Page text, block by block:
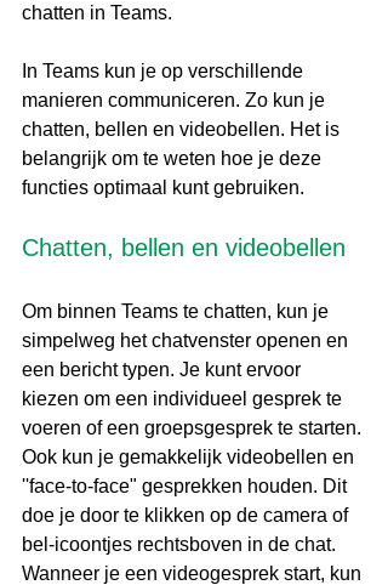
chatten in Teams.
In Teams kun je op verschillende
manieren communiceren. Zo kun je
chatten, bellen en videobellen. Het is
belangrijk om te weten hoe je deze
functies optimaal kunt gebruiken.
Chatten, bellen en videobellen
Om binnen Teams te chatten, kun je
simpelweg het chatvenster openen en
een bericht typen. Je kunt ervoor
kiezen om een individueel gesprek te
voeren of een groepsgesprek te starten.
Ook kun je gemakkelijk videobellen en
''face-to-face" gesprekken houden. Dit
doe je door te klikken op de camera of
bel-icoontjes rechtsboven in de chat.
Wanneer je een videogesprek start, kun